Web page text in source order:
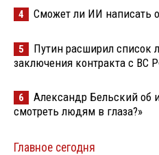
4 Сможет ли ИИ написать
5
Путин расширил список
заключения контракта с ВС
6
Александр Бельский об
смотреть людям в глаза?»
Главное сегодня